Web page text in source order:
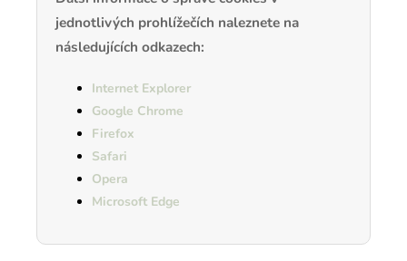
jednotlivých prohlížečích naleznete na
následujících odkazech:
Internet Explorer
Google Chrome
Firefox
Safari
Opera
Microsoft Edge